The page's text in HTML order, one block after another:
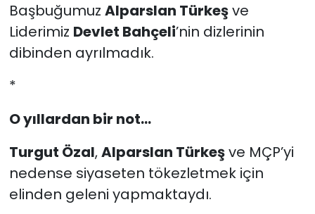
Başbuğumuz Alparslan Türkeşve
Liderimiz Devlet Bahçeli’nin dizlerinin
dibinden ayrılmadık.
*
O yıllardan bir not...
Turgut Özal,Alparslan Türkeşve MÇP’yi
nedense siyaseten tökezletmek için
elinden geleni yapmaktaydı.